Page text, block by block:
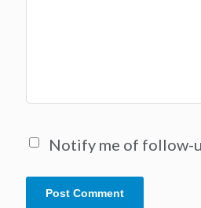
Notify me of follow-